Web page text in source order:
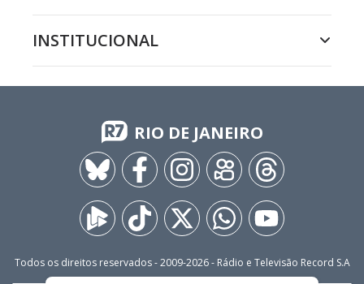
INSTITUCIONAL
RIO DE JANEIRO
Todos os direitos reservados - 2009-2026- Rádio e Televisão Record S.A